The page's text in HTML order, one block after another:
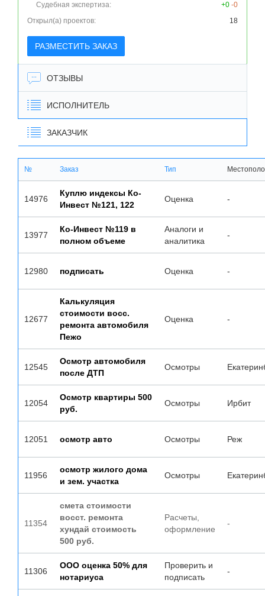
Судебная экспертиза:
+0 -0
Открыл(а) проектов:
18
РАЗМЕСТИТЬ ЗАКАЗ
ОТЗЫВЫ
ИСПОЛНИТЕЛЬ
ЗАКАЗЧИК
№ Заказ Тип
14976
Куплю индексы Ко-
Инвест №121, 122
Оценка -
13977
Ко-Инвест №119 в
полном объеме
Аналоги и
аналитика
-
12980 подписать Оценка -
12677
Калькуляция
стоимости восс.
ремонта автомобиля
Пежо
Оценка -
12545
Осмотр автомобиля
после ДТП
Осмотры
12054
Осмотр квартиры 500
руб.
Осмотры Ирбит
12051 осмотр авто Осмотры Реж
11956
осмотр жилого дома
и зем. участка
Осмотры
11354
смета стоимости
восст. ремонта
хундай стоимость
500 руб.
Расчеты,
оформление
-
11306
ООО оценка 50% для
нотариуса
Проверить и
подписать
-